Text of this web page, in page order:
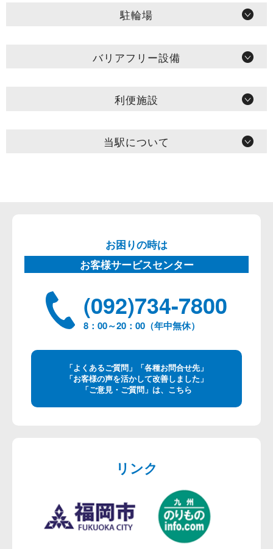
駐輪場
バリアフリー設備
利便施設
当駅について
お困りの時は
お客様サービスセンター
(092)734-7800
8：00～20：00（年中無休）
「よくあるご質問」「各種お問合せ先」
「お客様の声を活かして改善しました」
「ご意見・ご質問」は、こちら
リンク